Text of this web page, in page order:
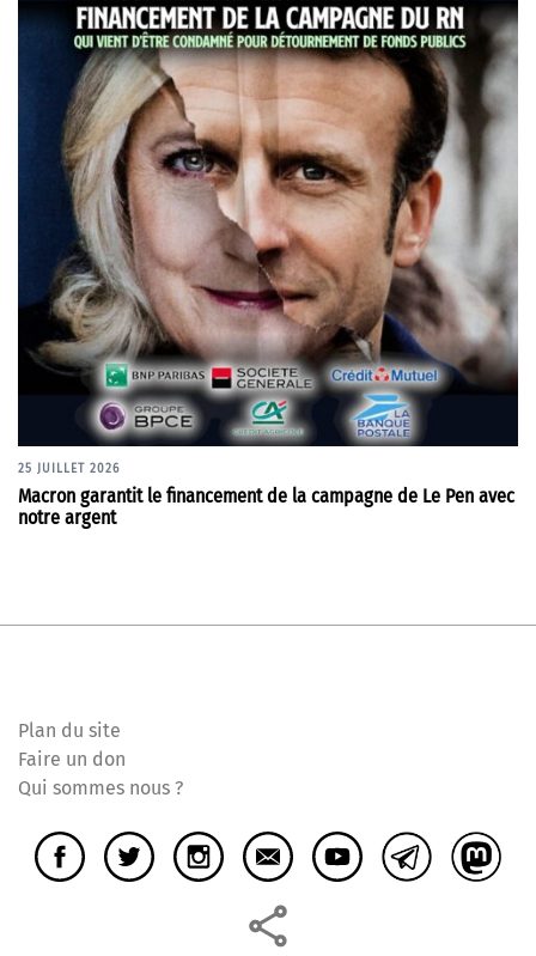
25 JUILLET 2026
Macron garantit le financement de la campagne de Le Pen avec
notre argent
Plan du site
Faire un don
Qui sommes nous ?